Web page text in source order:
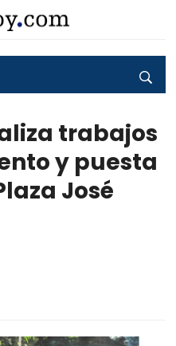
trabajos
y puesta
José